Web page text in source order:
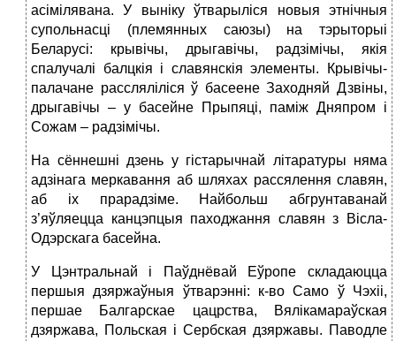
асімілявана. У выніку ўтварыліся новыя этнічныя
супольнасці (племянных саюзы) на тэрыторыі
Беларусі: крывічы, дрыгавічы, радзімічы, якія
спалучалі балцкія і славянскія элементы. Крывічы-
палачане рассляліліся ў басеене Заходняй Дзвіны,
дрыгавічы – у басейне Прыпяці, паміж Дняпром і
Сожам – радзімічы.
На сённешні дзень у гістарычнай літаратуры няма
адзінага меркавання аб шляхах рассялення славян,
аб іх прарадзіме. Найбольш абгрунтаванай
з’яўляецца канцэпцыя паходжання славян з Вісла-
Одэрскага басейна.
У Цэнтральнай і Паўднёвай Еўропе складаюцца
першыя дзяржаўныя ўтварэнні: к-во Само ў Чэхіі,
першае Балгарскае цацрства, Вялікамараўская
дзяржава, Польская і Сербская дзяржавы. Паводле